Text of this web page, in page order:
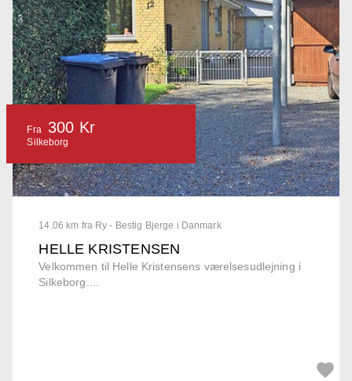
14.06 km fra Ry - Bestig Bjerge i Danmark
HELLE KRISTENSEN
Velkommen til Helle Kristensens værelsesudlejning i
Silkeborg....
Fra 300 Kr
Silkeborg